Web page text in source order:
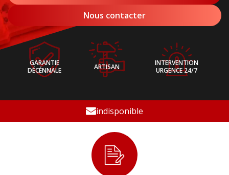
Nous contacter
GARANTIE
DÉCÉNNALE
ARTISAN
INTERVENTION
URGENCE 24/7
indisponible